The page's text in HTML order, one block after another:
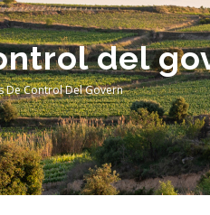
del
De Control Del Govern